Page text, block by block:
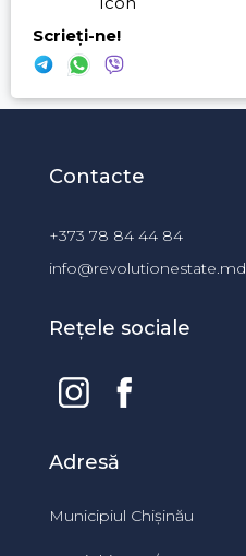
Scrieți-ne!
Contacte
+373 78 84 44 84
info@revolutionestate.md
Rețele sociale
Adresă
Municipiul Chișinău